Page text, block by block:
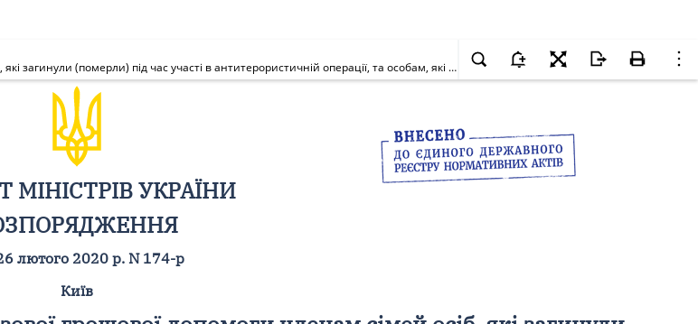
Про виділення коштів для надання одноразової грошової допомоги членам сімей осіб, які загинули (померли) під час участі в антитерористичній операції, та особам, які стали особами з інвалідністю внаслідок поранення, контузії, каліцтва або захворювання, одержаних під час участі в зазначеній операції